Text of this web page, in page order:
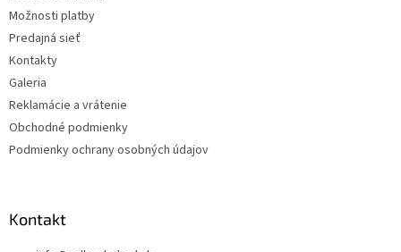
Možnosti platby
Predajná sieť
Kontakty
Galeria
Reklamácie a vrátenie
Obchodné podmienky
Podmienky ochrany osobných údajov
Kontakt